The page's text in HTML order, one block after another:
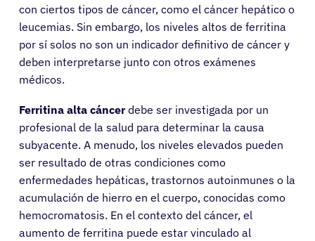
con ciertos tipos de cáncer, como el cáncer hepático o
leucemias. Sin embargo, los niveles altos de ferritina
por sí solos no son un indicador definitivo de cáncer y
deben interpretarse junto con otros exámenes
médicos.
Ferritina alta cáncerdebe ser investigada por un
profesional de la salud para determinar la causa
subyacente. A menudo, los niveles elevados pueden
ser resultado de otras condiciones como
enfermedades hepáticas, trastornos autoinmunes o la
acumulación de hierro en el cuerpo, conocidas como
hemocromatosis. En el contexto del cáncer, el
aumento de ferritina puede estar vinculado al